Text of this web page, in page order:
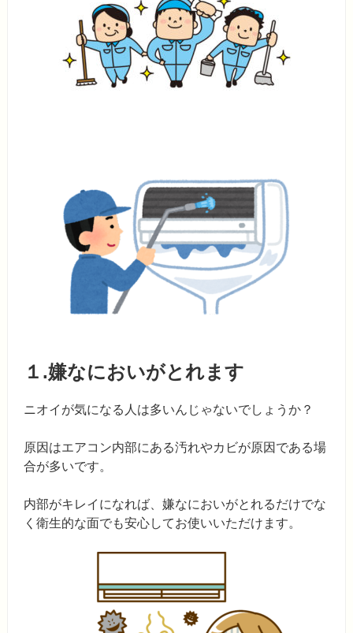
１.嫌なにおいがとれます
ニオイが気になる人は多いんじゃないでしょうか？
原因はエアコン内部にある汚れやカビが原因である場
合が多いです。
内部がキレイになれば、嫌なにおいがとれるだけでな
く衛生的な面でも安心してお使いいただけます。